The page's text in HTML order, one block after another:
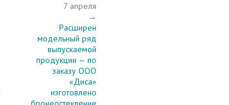
7 апреля
→
Расширен
модельный ряд
выпускаемой
продукции — по
заказу ООО
«Диса»
изготовлено